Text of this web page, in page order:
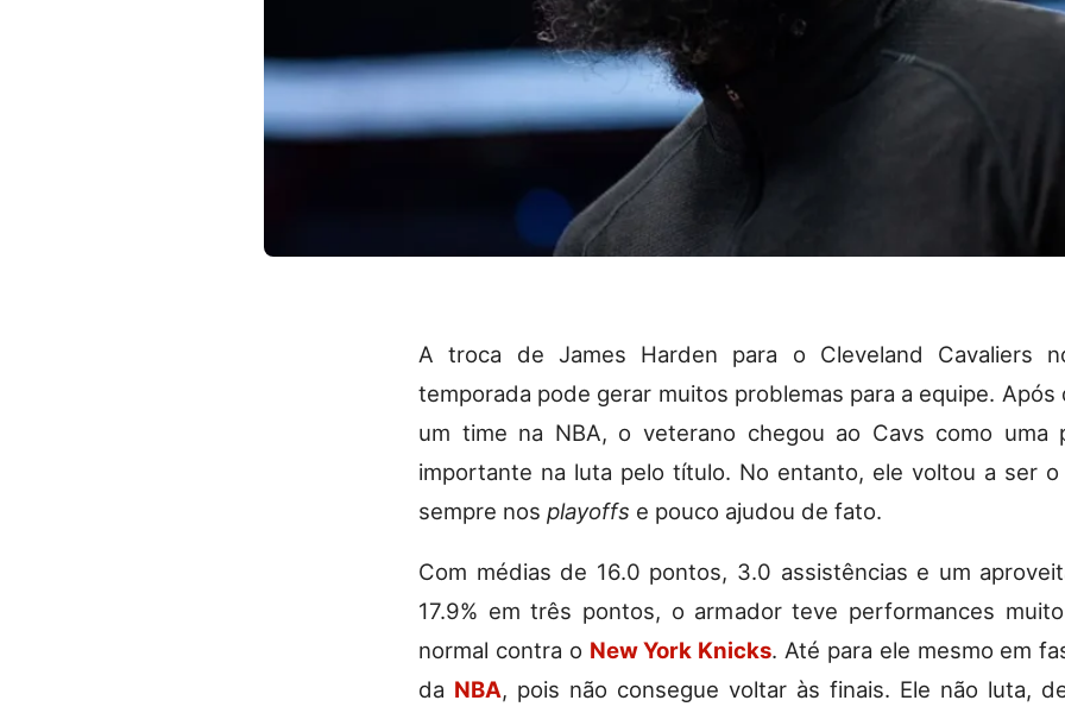
A troca de James Harden para o Cleveland Cavaliers
temporada pode gerar muitos problemas para a equipe. Após
um time na NBA, o veterano chegou ao Cavs como uma
importante na luta pelo título. No entanto, ele voltou a ser o
sempre nos playoffs e pouco ajudou de fato.
Com médias de 16.0 pontos, 3.0 assistências e um
17.9% em três pontos, o armador teve performances
normal contra o New York Knicks. Até para ele mesmo em
da NBA, pois não consegue voltar às finais. Ele não luta,